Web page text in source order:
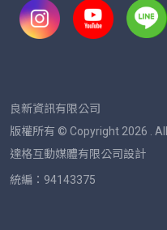
良新資訊有限公司
版權所有 © Copyright 2026 .
達格互動媒體有限公司設計
統編：94143375